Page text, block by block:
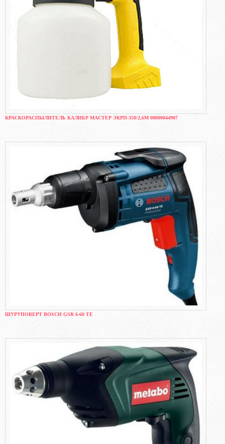
КРАСКОРАСПЫЛИТЕЛЬ КАЛИБР МАСТЕР ЭКРП-350/2,6М 00000044907
ШУРУПОВЕРТ BOSCH GSR 6-60 TE